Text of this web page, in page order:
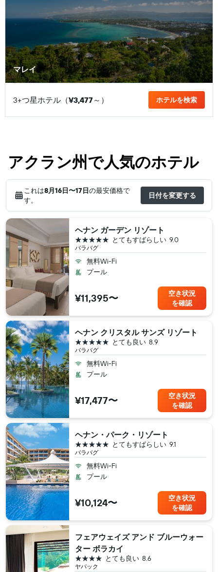
マレイ
3+つ星ホテル（¥3,477​～） ホテルを検索
アクラン州で人気のホテル
これは8月16日​〜17日の最安価格で
す。
日付を変更する
ヘナン ガーデン リゾート
バラバグ
9.0
とてもすばらしい
5つ星
無料Wi-Fi
プール
¥11,395〜
空き状況
を確認
ヘナン クリスタル サンズ リゾート
バラバグ
8.9
とても良い
5つ星
無料Wi-Fi
プール
¥17,477〜
空き状況
を確認
ヘナン・パーク・リゾート
バラバグ
9.1
とてもすばらしい
5つ星
無料Wi-Fi
プール
¥10,124〜
空き状況
を確認
フェアウェイズ アンド ブルーウォー
ター ボラカイ
ヤパック
8.6
とても良い
4つ星